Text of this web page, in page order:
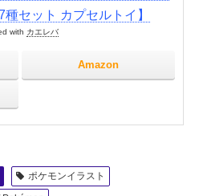
セット カプセルトイ】
with カエレバ
Amazon
ポケモンイラスト